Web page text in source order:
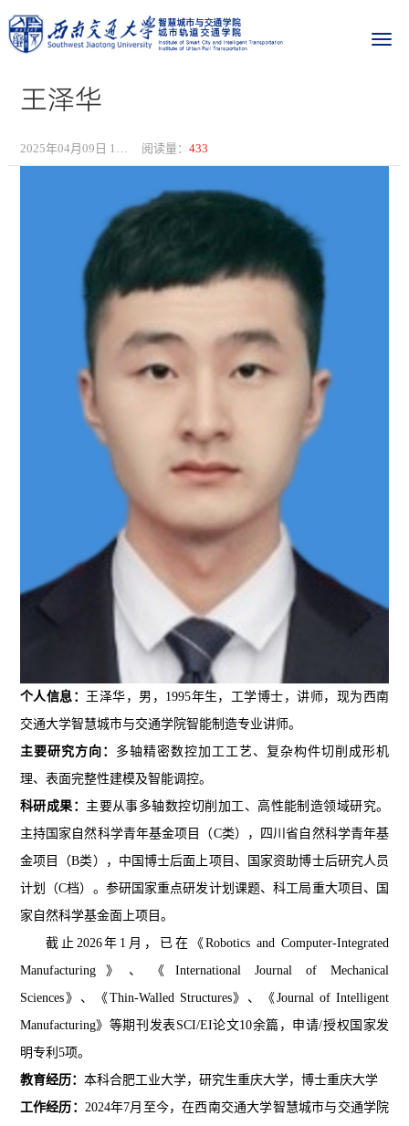
王泽华
阅读量：433
个人信息： 王泽华，男， 1995年生，工学博士，讲师，现为西南
交通大学智慧城市与交通学院智能制造专业讲师。
主要研究方向： 多轴精密数控加工工艺、复杂构件切削成形机
理、表面完整性建模及智能调控。
科研成果： 主要从事多轴数控切削加工、高性能制造领域研究。
主持国家自然科学青年基金项目（C类），四川省自然科学青年基
金项目（B类），中国博士后面上项目、国家资助博士后研究人员
计划（C档）。参研国家重点研发计划课题、科工局重大项目、国
家自然科学基金面上项目。
截止2026年1月，已在《Robotics and Computer-Integrated
Manufacturing》、《International Journal of Mechanical
Sciences》、《Thin-Walled Structures》、《Journal of Intelligent
Manufacturing》等期刊发表SCI/EI论文10余篇，申请/授权国家发
明专利5项。
教育经历： 本科合肥工业大学，研究生重庆大学，博士重庆大学
工作经历： 2024年7月至今，在西南交通大学智慧城市与交通学院